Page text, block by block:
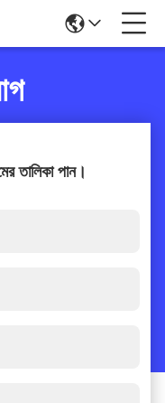
তালিকা পান।